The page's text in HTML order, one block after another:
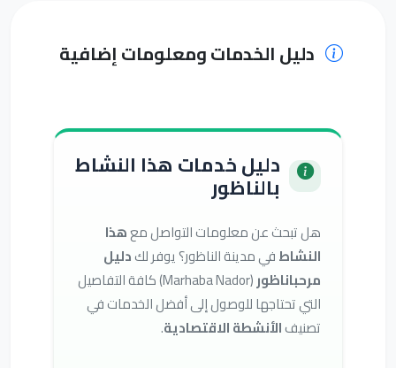
دليل الخدمات ومعلومات إضافية
دليل خدمات هذا النشاط
بالناظور
هل تبحث عن معلومات التواصل معهذا
النشاطفي مدينة الناظور؟ يوفر لكدليل
مرحباناظور
(Marhaba Nador) كافة التفاصيل
التي تحتاجها للوصول إلى أفضل الخدمات في
تصنيفالأنشطة الاقتصادية.